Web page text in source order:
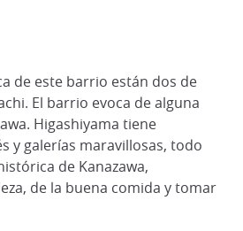
de este barrio están dos de
El barrio evoca de alguna
Higashiyama tiene
y galerías maravillosas, todo
de Kanazawa,
de la buena comida y tomar